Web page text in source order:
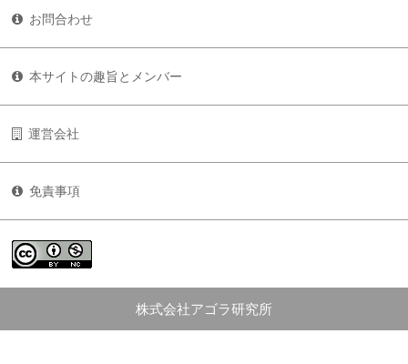
お問合わせ
本サイトの趣旨とメンバー
運営会社
免責事項
株式会社アゴラ研究所